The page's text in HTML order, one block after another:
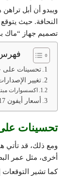
ويبدو أن أبل
النحافة. حيث
تصميم جهاز “ماك
تحسينات
تغيير
اكسسوارات
أسعار أيفون 17
تحسينات
ومع ذلك، قد
أخرى، مثل عمر
كما تشير